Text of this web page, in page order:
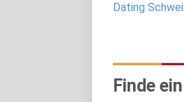
Dating
Finde